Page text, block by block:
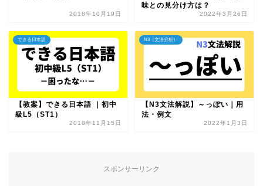
2018年10月19日
味との見分け方は？
2022年3月26日
できる日本語
【教案】できる日本語 ｜初中
級L5（ST1）
2018年11月15日
N3（文法分析）
【N3文法解説】～っぽい｜用
法・例文
2022年1月3日
スポンサーリンク